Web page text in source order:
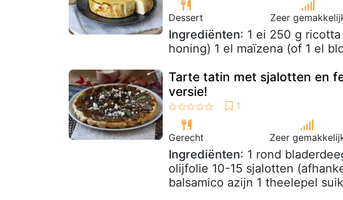
Dessert Zeer
Ingrediënten: 1 ei 250 g
honing) 1 el maïzena (of 1 el
Tarte tatin met sjalotten en
versie!
Gerecht Zeer
Ingrediënten: 1 rond
olijfolie 10-15 sjalotten
balsamico azijn 1 theelepel